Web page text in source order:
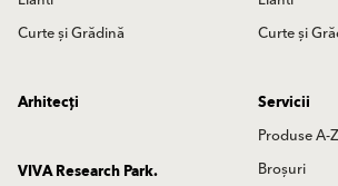
Curte și Grădină
Curte și
Arhitecți
Servicii
Produse A-Z
Broșuri
VIVA Research Park.